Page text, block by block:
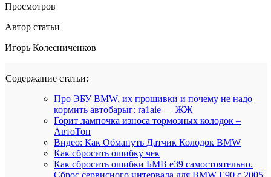
Просмотров
Автор статьи
Игорь Колесниченков
Содержание статьи:
Про ЭБУ BMW, их прошивки и почему не надо
кормить автобарыг: ra1aie — ЖЖ
Горит лампочка износа тормозных колодок –
АвтоТоп
Видео: Как Обмануть Датчик Колодок BMW
Как сбросить ошибку чек
Как сбросить ошибки БМВ е39 самостоятельно.
Сброс сервисного интервала для BMW E90 с 2005